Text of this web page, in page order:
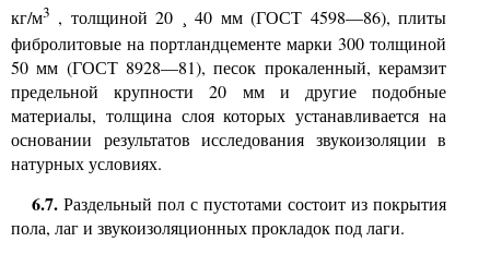
кг/м3 , толщиной 20
40 мм (ГОСТ 4598—86), плиты
фибролитовые на портландцементе марки 300 толщиной
50 мм (ГОСТ 8928—81), песок прокаленный, керамзит
предельной крупности 20 мм и другие подобные
материалы, толщина слоя которых устанавливается на
основании результатов исследования звукоизоляции в
натурных условиях.
6.7.Раздельный пол с пустотами состоит из покрытия
пола, лаг и звукоизоляционных прокладок под лаги.